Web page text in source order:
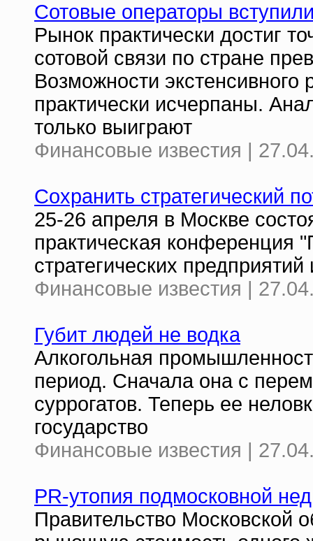
Сотовые операторы
Рынок практически достиг
сотовой связи по стране
Возможности
практически исчерпаны.
только выиграют
Финансовые известия |
Сохранить стратегический
25-26 апреля в Москве
практическая конференция
стратегических
Финансовые известия |
Губит людей не водка
Алкогольная
период. Сначала она с
суррогатов. Теперь ее
государство
Финансовые известия |
PR-утопия подмосковной
Правительство Московской